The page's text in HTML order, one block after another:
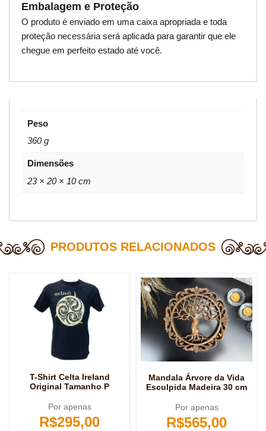
Embalagem e Proteção
O produto é enviado em uma caixa apropriada e toda
proteção necessária será aplicada para garantir que ele
chegue em perfeito estado até você.
Peso
360 g
Dimensões
23 × 20 × 10 cm
PRODUTOS RELACIONADOS
T-Shirt Celta Ireland
Original Tamanho P
Por apenas
R$295,00
Mandala Árvore da Vida
Esculpida Madeira 30 cm
Por apenas
R$565,00